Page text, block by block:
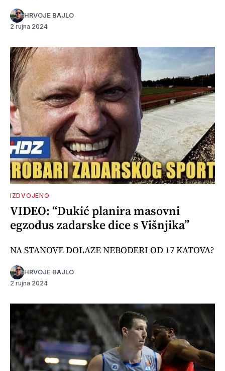
HRVOJE BAJLO
2 rujna 2024
IZDVOJENO
VIDEO: “Dukić planira masovni
egzodus zadarske dice s Višnjika”
NA STANOVE DOLAZE NEBODERI OD 17 KATOVA?
HRVOJE BAJLO
2 rujna 2024